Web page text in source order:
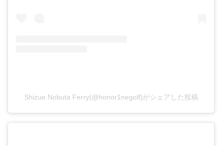
Shizue Nobuta Ferry(@honor1negolf)がシェアした投稿